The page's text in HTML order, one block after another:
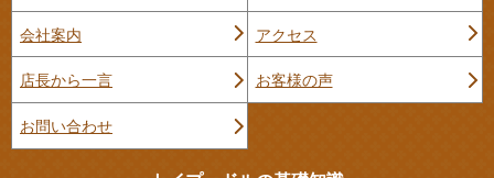
会社案内 アクセス
店長から一言 お客様の声
お問い合わせ